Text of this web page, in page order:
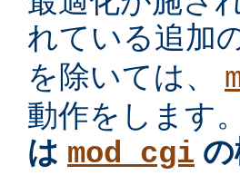
れている追加
を除いては、
動作をします。
は mod_cgi